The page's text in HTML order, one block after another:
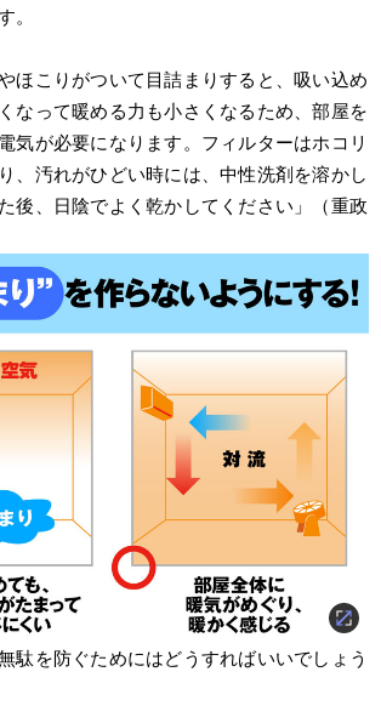
。
ほこりがついて目詰まりすると、吸い込め
なって暖める力も小さくなるため、部屋を
気が必要になります。フィルターはホコリ
、汚れがひどい時には、中性洗剤を溶かし
後、日陰でよく乾かしてください」（重政
駄を防ぐためにはどうすればいいでしょう